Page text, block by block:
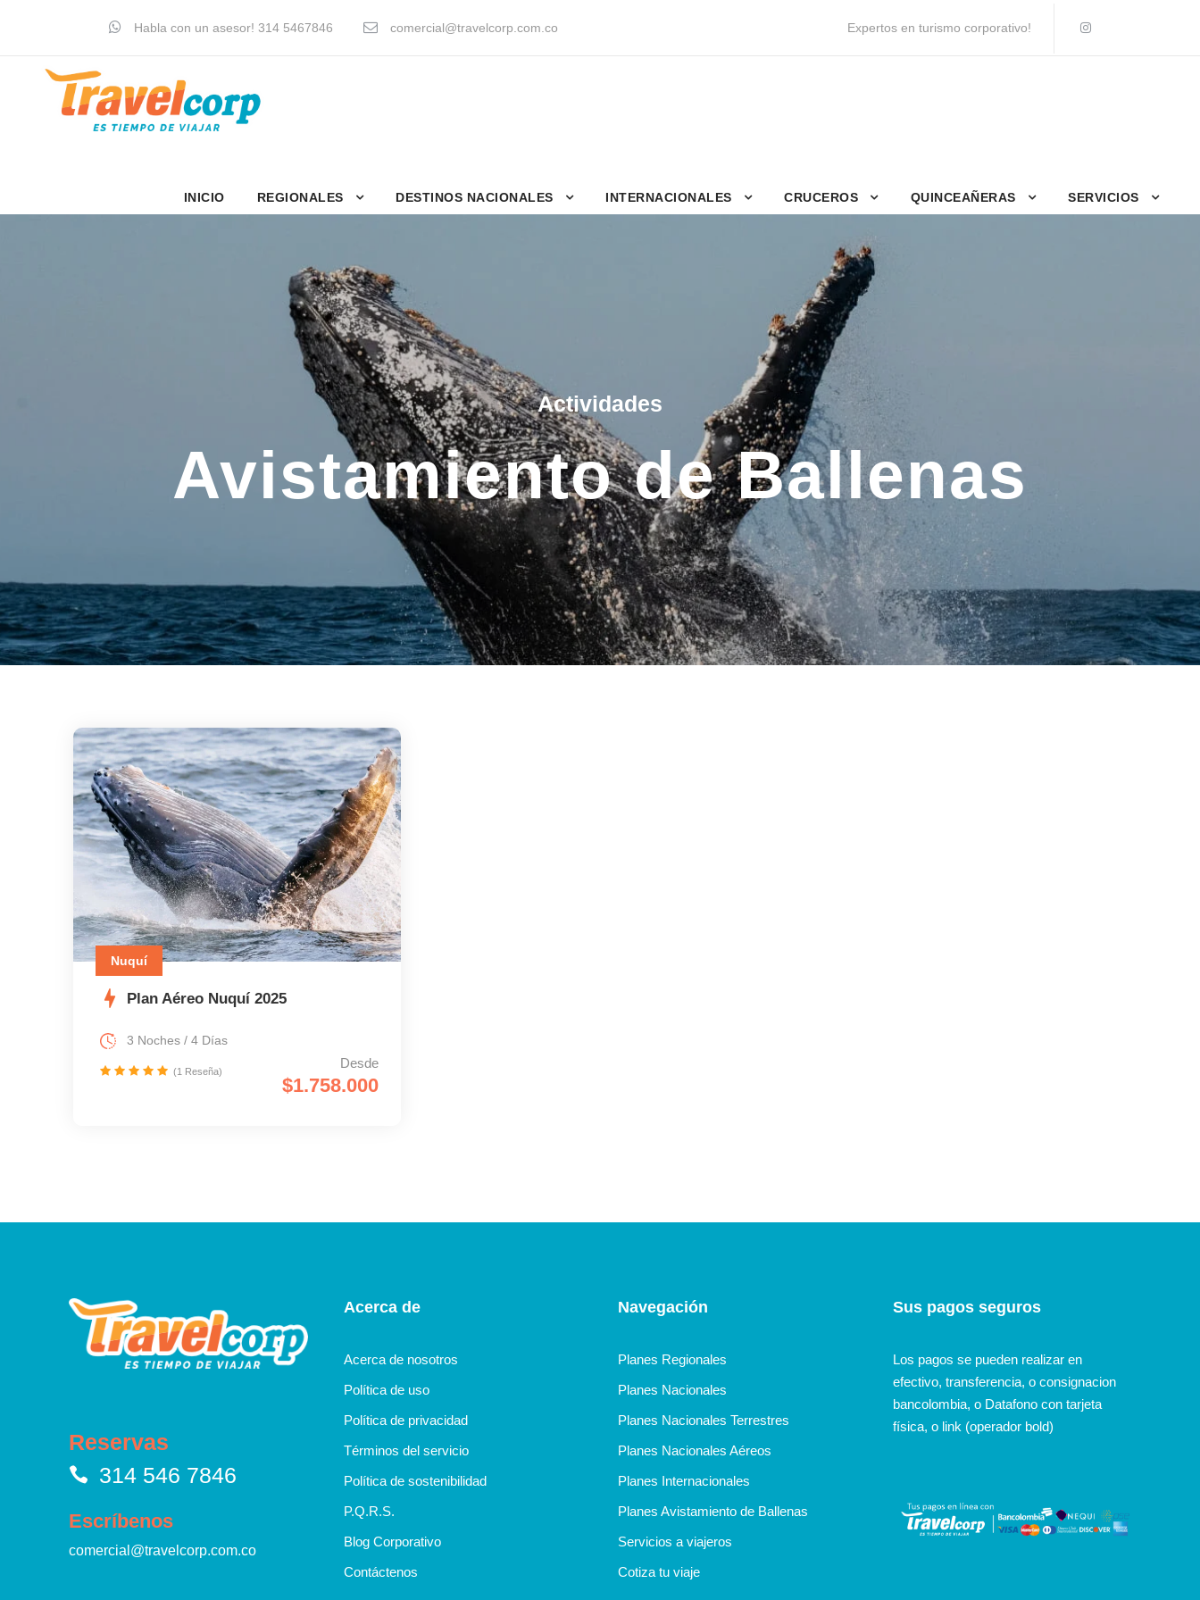
Habla con un asesor! 314 5467846 comercial@travelcorp.com.co Expertos en turismo corporativo!
INICIO REGIONALES DESTINOS NACIONALES INTERNACIONALES CRUCEROS QUINCEAÑERAS SERVICIOS
Actividades
Avistamiento de Ballenas
Nuquí
Plan Aéreo Nuquí 2025
Desde
$1.758.000
3 Noches / 4 Días
(1 Reseña)
Reservas
314 546 7846
Escríbenos
comercial@travelcorp.com.co
Acerca de
Acerca de nosotros
Política de uso
Política de privacidad
Términos del servicio
Política de sostenibilidad
P.Q.R.S.
Blog Corporativo
Contáctenos
Navegación
Planes Regionales
Planes Nacionales
Planes Nacionales Terrestres
Planes Nacionales Aéreos
Planes Internacionales
Planes Avistamiento de Ballenas
Servicios a viajeros
Cotiza tu viaje
Sus pagos seguros
Los pagos se pueden realizar en
efectivo, transferencia, o consignacion
bancolombia, o Datafono con tarjeta
física, o link (operador bold)